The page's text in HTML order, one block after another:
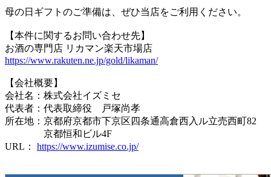
母の日ギフトのご準備は、ぜひ当店をご利用ください。
【本件に関するお問い合わせ先】
お酒の専門店 リカマン楽天市場店
https://www.rakuten.ne.jp/gold/likaman/
【会社概要】
会社名：株式会社イズミセ
代表者：代表取締役 戸塚尚孝
所在地：京都府京都市下京区四条通高倉西入ル立売西町82
京都恒和ビル4F
URL： https://www.izumise.co.jp/